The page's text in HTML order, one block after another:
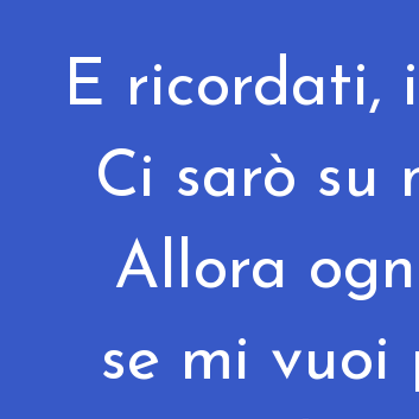
E ricordati,
Ci sarò su
Allora
se mi vuoi